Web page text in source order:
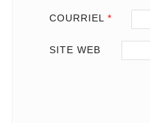
COURRIEL *
SITE WEB